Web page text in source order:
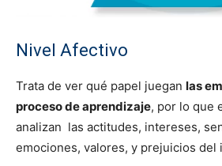
Nivel Afectivo
Trata de ver qué papel juegan las
proceso de aprendizaje, por lo que
analizan las actitudes, intereses,
emociones, valores, y prejuicios del